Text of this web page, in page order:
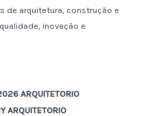
de arquitetura, construção e
inovação e
ARQUITETORIO
ARQUITETORIO